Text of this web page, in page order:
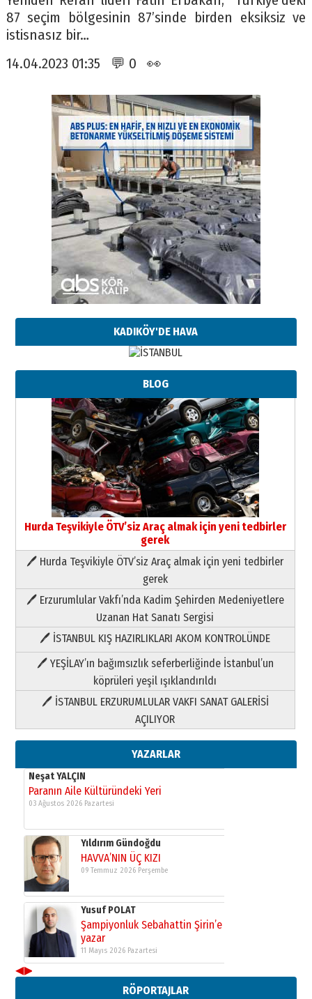
87 seçim bölgesinin 87’sinde birden eksiksiz ve
istisnasız bir…
14.04.2023 01:35 💬 0 👀
KADIKÖY'DE HAVA
BLOG
Hurda Teşvikiyle ÖTV’siz Araç almak için yeni tedbirler
gerek
🖊 Hurda Teşvikiyle ÖTV’siz Araç almak için yeni tedbirler
gerek
🖊 Erzurumlular Vakfı’nda Kadim Şehirden Medeniyetlere
Uzanan Hat Sanatı Sergisi
🖊 İSTANBUL KIŞ HAZIRLIKLARI AKOM KONTROLÜNDE
🖊 YEŞİLAY’ın bağımsızlık seferberliğinde İstanbul’un
köprüleri yeşil ışıklandırıldı
🖊 İSTANBUL ERZURUMLULAR VAKFI SANAT GALERİSİ
AÇILIYOR
YAZARLAR
Paranın Aile Kültüründeki Yeri
03 Ağustos 2026 Pazartesi
Yıldırım Gündoğdu
HAVVA’NIN ÜÇ KIZI
09 Temmuz 2026 Perşembe
Yusuf POLAT
Şampiyonluk Sebahattin Şirin’e
11 Mayıs 2026 Pazartesi
Neşat YALÇIN
Paranın Aile Kültüründeki Yeri
03 Ağustos 2026 Pazartesi
Yıldırım Gündoğdu
HAVVA’NIN ÜÇ KIZI
09 Temmuz 2026 Perşembe
Yusuf POLAT
Şampiyonluk Sebahattin Şirin’e
yazar
11 Mayıs 2026 Pazartesi
Neşat YALÇIN
Paranın Aile Kültüründeki Yeri
◀▶
RÖPORTAJLAR